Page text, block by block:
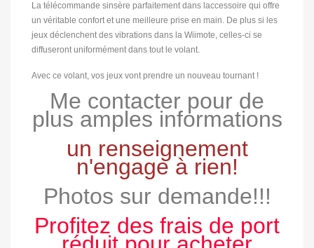
La télécommande sinsère parfaitement dans laccessoire qui offre
un véritable confort et une meilleure prise en main. De plus si les
jeux déclenchent des vibrations dans la Wiimote, celles-ci se
diffuseront uniformément dans tout le volant.
Avec ce volant, vos jeux vont prendre un nouveau tournant !
Me contacter pour de
plus amples informations
un renseignement
n'engage à rien!
Photos sur demande!!!
Profitez des frais de port